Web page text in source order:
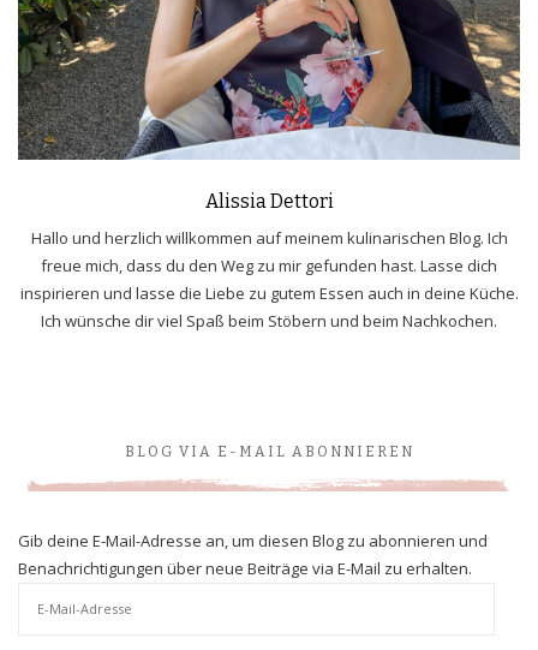
Alissia Dettori
Hallo und herzlich willkommen auf meinem kulinarischen Blog. Ich
freue mich, dass du den Weg zu mir gefunden hast. Lasse dich
inspirieren und lasse die Liebe zu gutem Essen auch in deine Küche.
Ich wünsche dir viel Spaß beim Stöbern und beim Nachkochen.
BLOG VIA E-MAIL ABONNIEREN
Gib deine E-Mail-Adresse an, um diesen Blog zu abonnieren und
Benachrichtigungen über neue Beiträge via E-Mail zu erhalten.